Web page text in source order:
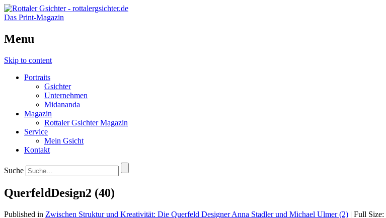
Das Print-Magazin
Menu
Skip to content
Portraits
Gsichter
Unternehmen
Midananda
Magazin
Rottaler Gsichter Magazin
Service
Mein Gsicht
Kontakt
Suche
QuerfeldDesign2 (40)
Published in Zwischen Struktur und Kreativität: Die Querfeld Designer Anna Stadler und Michael Ulmer (2) | Full Size: